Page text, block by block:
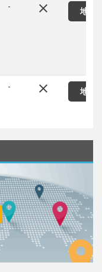
- close 地図
- close 地図